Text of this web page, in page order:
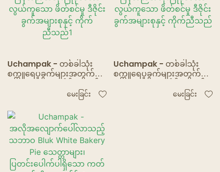
Uchampak - တစ်ခါသုံး
စက္ကူရေပူခွက်များအတွက်
ပြန်လည်အသုံးပြုနိုင်သော
လွယ်ကူသော ဖိတ်စင်မှု ဒီဇိုင်း
ခွက်အများစုနှင့် ကိုက်
ညီသည်1
မေးခြင်း
Uchampak - တစ်ခါသုံး
စက္ကူရေပူခွက်များအတွက်
ပြန်လည်အသုံးပြုနိုင်သော
လွယ်ကူသော ဖိတ်စင်မှု ဒီဇိုင်း
မေးခြင်း